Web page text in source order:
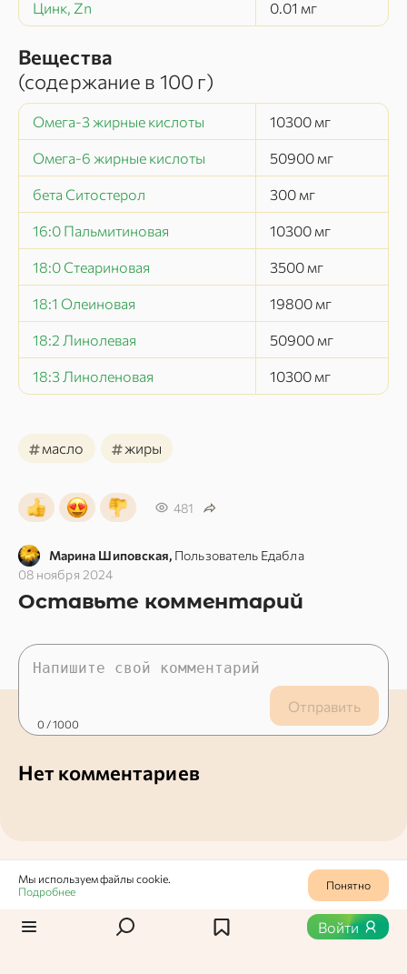
Цинк, Zn 0.01 мг
Вещества
(содержание в 100 г)
Омега-3 жирные кислоты 10300 мг
Омега-6 жирные кислоты 50900 мг
бета Ситостерол 300 мг
16:0 Пальмитиновая 10300 мг
18:0 Стеариновая 3500 мг
18:1 Олеиновая 19800 мг
18:2 Линолевая 50900 мг
18:3 Линоленовая 10300 мг
#масло #жиры
481
Марина Шиповская, Пользователь Едабла
08 ноября 2024
Оставьте комментарий
Отправить
0 / 1000
Нет комментариев
Статьи по теме Войти
Мы используем файлы cookie.
Подробнее
Понятно